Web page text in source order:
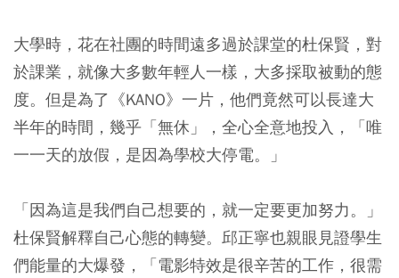
大學時，花在社團的時間遠多過於課堂的杜保賢，對
於課業，就像大多數年輕人一樣，大多採取被動的態
度。但是為了《KANO》一片，他們竟然可以長達大
半年的時間，幾乎「無休」，全心全意地投入，「唯
一一天的放假，是因為學校大停電。」
「因為這是我們自己想要的，就一定要更加努力。」
杜保賢解釋自己心態的轉變。邱正寧也親眼見證學生
們能量的大爆發，「電影特效是很辛苦的工作，很需